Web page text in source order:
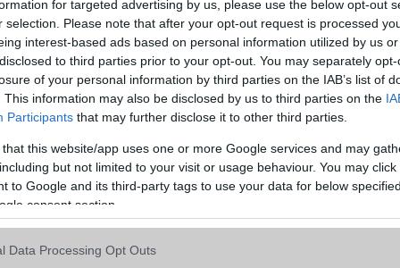
for targeted advertising by us, please use the below opt-out
selection. Please note that after your opt-out request is processed
interest-based ads based on personal information utilized by us
to third parties prior to your opt-out. You may separately
of your personal information by third parties on the IAB’s list of
This information may also be disclosed by us to third parties on the
Participants that may further disclose it to other third parties.
that this website/app uses one or more Google services and may
but not limited to your visit or usage behaviour. You may
to Google and its third-party tags to use your data for below
consent section.
Data Processing Opt Outs
4G
ADATCSERE
GPRS Van
EDGE Van
EMS /E-mail push eMail
MMS Nincs
Infraport Nincs
Bluetooth